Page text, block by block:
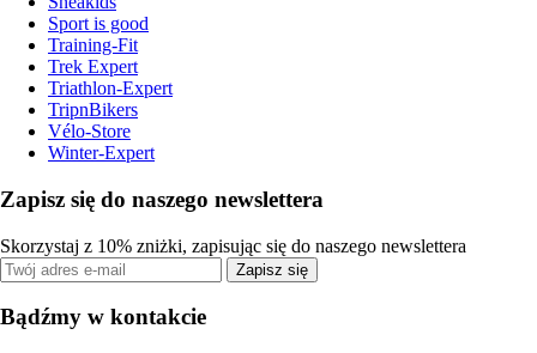
Sport is good
Training-Fit
Trek Expert
Triathlon-Expert
TripnBikers
Vélo-Store
Winter-Expert
Zapisz się do naszego newslettera
Skorzystaj z 10% zniżki, zapisując się do naszego newslettera
Zapisz się
Bądźmy w kontakcie